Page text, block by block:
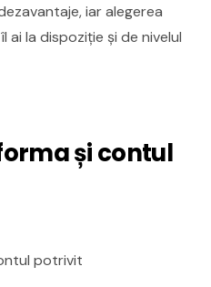
iar alegerea
la dispoziție și de nivelul
și contul